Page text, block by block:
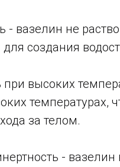
- вазелин не
создания
высоких
температурах,
за телом.
-